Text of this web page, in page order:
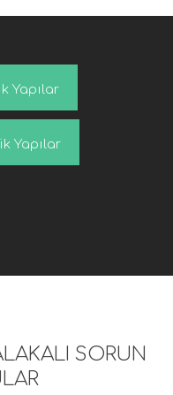
Yapılar
Yapılar
SORUN